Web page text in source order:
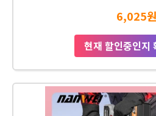
6,025원
현재 할인중인지